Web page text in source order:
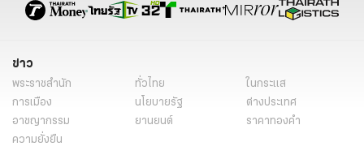
การแก้ไขปัญหาบัตรประชาชน ทะเบียนบ้าน การจดทะเบียนสมรส
สหบาท
ไทยรัฐฉบับพิมพ์ ข่าวไทยรัฐ คอลัมน์หนังสือพิมพ์ไทยรัฐ
ข่าว
พระราชสำนัก ทั่วไทย
ในกระแส
การเมือง
นโยบายรัฐ
ต่างประเทศ
อาชญากรรม
ยานยนต์
ราคาทองคำ
ความยั่งยืน